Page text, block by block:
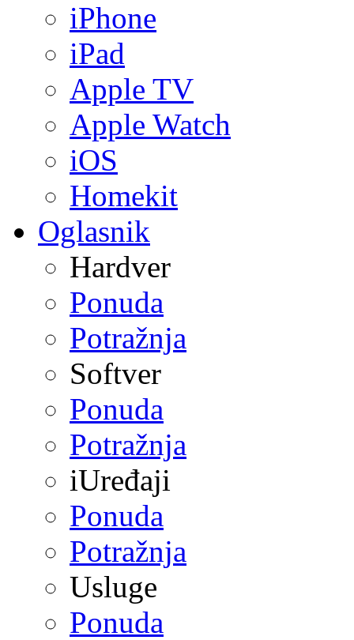
iPhone
iPad
Apple TV
Apple Watch
iOS
Homekit
Oglasnik
Hardver
Ponuda
Potražnja
Softver
Ponuda
Potražnja
iUređaji
Ponuda
Potražnja
Usluge
Ponuda